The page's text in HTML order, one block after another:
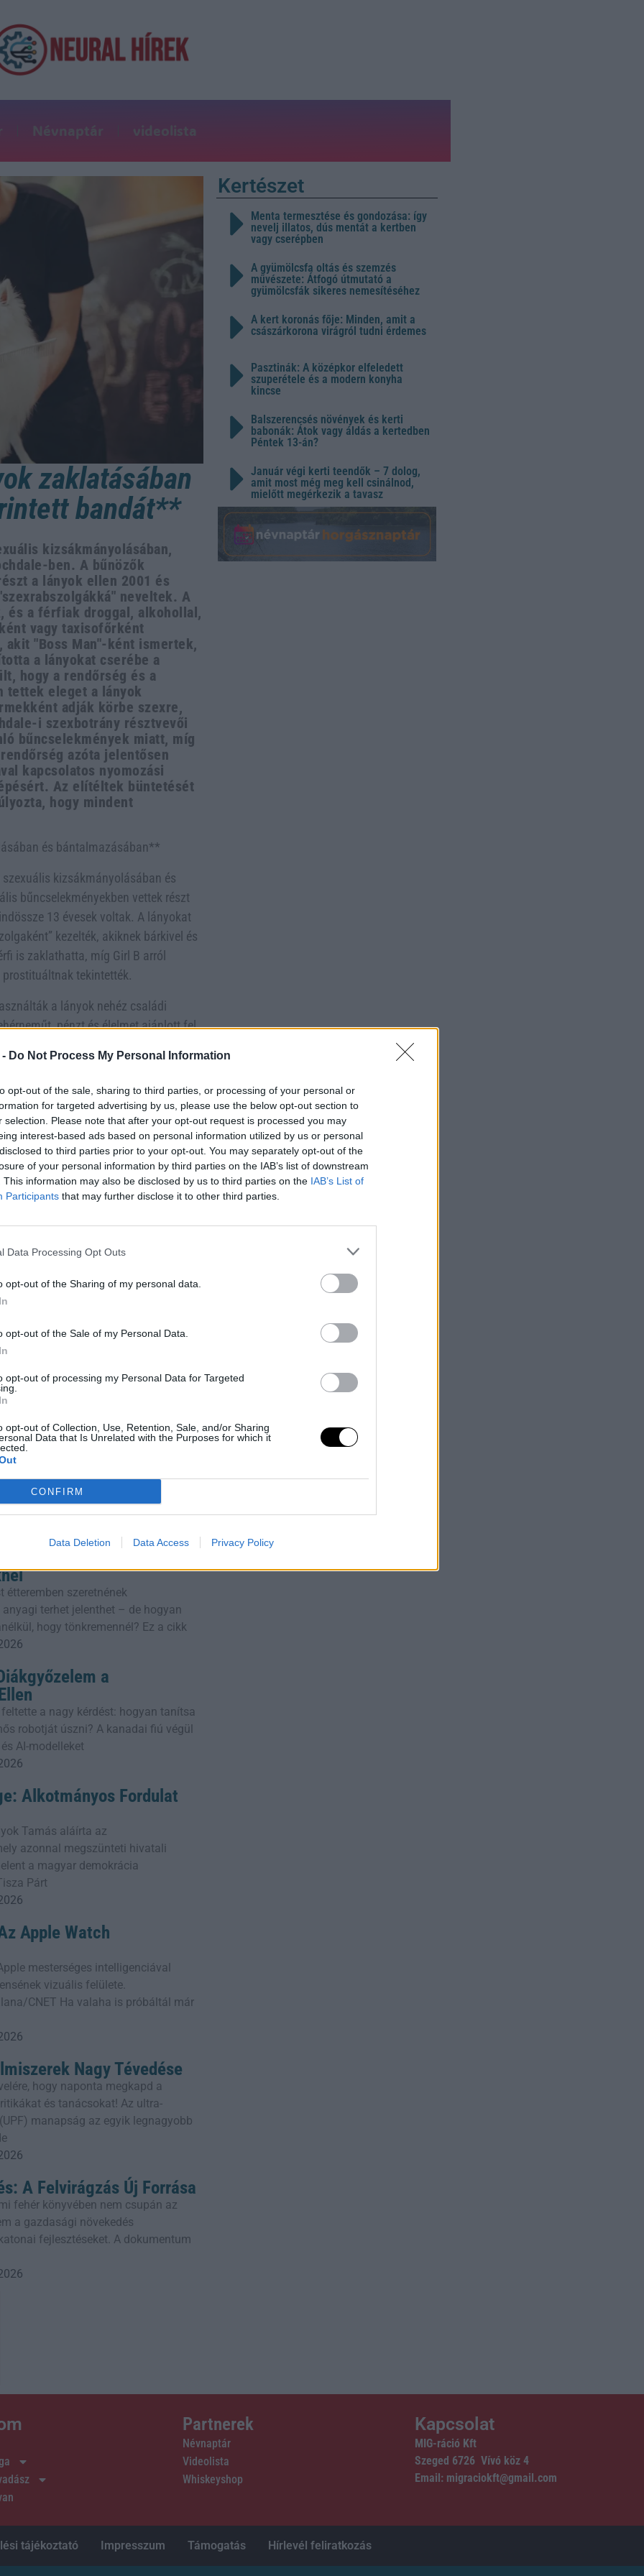
Do Not Process My Personal Information
opt-out of the sale, sharing to third parties, or processing of your personal or
for targeted advertising by us, please use the below opt-out section to
selection. Please note that after your opt-out request is processed you may
interest-based ads based on personal information utilized by us or personal
to third parties prior to your opt-out. You may separately opt-out of the
of your personal information by third parties on the IAB’s list of downstream
This information may also be disclosed by us to third parties on the IAB’s List of
Participants that may further disclose it to other third parties.
Data Processing Opt Outs
opt-out of the Sharing of my personal data.
opt-out of the Sale of my Personal Data.
opt-out of processing my Personal Data for Targeted
opt-out of Collection, Use, Retention, Sale, and/or Sharing
Data that Is Unrelated with the Purposes for which it
CONFIRM
Data Deletion Data Access Privacy Policy
Névnaptár videolista
zaklatásában
bandát**
kizsákmányolásában,
ben. A bűnözők
a lányok ellen 2001 és
neveltek. A
és a férfiak droggal, alkohollal,
vagy taxisofőrként
akit "Boss Man"-ként ismertek,
a lányokat cserébe a
hogy a rendőrség és a
tettek eleget a lányok
adják körbe szexre,
i szexbotrány résztvevői
bűncselekmények miatt, míg
azóta jelentősen
kapcsolatos nyomozási
Az elítéltek büntetését
hogy mindent
és bántalmazásában**
kizsákmányolásában és
bűncselekményekben vettek részt
13 évesek voltak. A lányokat
kezelték, akiknek bárkivel és
is zaklathatta, míg Girl B arról
tekintették.
a lányok nehéz családi
pénzt és élelmet ajánlott fel
ügyben 2016-ban. A tárgyalás
tettek eleget a lányok védelméért. A
hogy azóta javítottak az ilyen ügyek
miatt. Roheez Khant
A mostani ügyben
megpróbáltak volna
elítélések egyértelmű üzenetet
körülmények között nem tolerálják.
és hangsúlyozta, hogy fontos, hogy
Az áldozatok számára az ítélet
is jelen van életükben. Az
további nyomozásokat folytat a
Maradjatok Együtt
étteremben szeretnének
terhet jelenthet – de hogyan
hogy tönkremennél? Ez a cikk
a
a nagy kérdést: hogyan tanítsa
robotját úszni? A kanadai fiú végül
AI-modelleket
Alkotmányos Fordulat
Tamás aláírta az
azonnal megszünteti hivatali
a magyar demokrácia
Párt
Apple Watch
mesterséges intelligenciával
vizuális felülete.
CNET Ha valaha is próbáltál már
Nagy Tévedése
hogy naponta megkapd a
és tanácsokat! Az ultra-
manapság az egyik legnagyobb
A Felvirágzás Új Forrása
fehér könyvében nem csupán az
a gazdasági növekedés
fejlesztéseket. A dokumentum
Kertészet
Menta termesztése és gondozása: így
nevelj illatos, dús mentát a kertben
vagy cserépben
A gyümölcsfa oltás és szemzés
művészete: Átfogó útmutató a
gyümölcsfák sikeres nemesítéséhez
A kert koronás fője: Minden, amit a
császárkorona virágról tudni érdemes
Pasztinák: A középkor elfeledett
szuperétele és a modern konyha
kincse
Balszerencsés növények és kerti
babonák: Átok vagy áldás a kertedben
Péntek 13-án?
Január végi kerti teendők – 7 dolog,
amit most még meg kell csinálnod,
mielőtt megérkezik a tavasz
Partnerek
Névnaptár
Videolista
Whiskeyshop
Kapcsolat
MIG-ráció Kft
Szeged 6726 Vívó köz 4
Email: migraciokft@gmail.com
tájékoztató Impresszum Támogatás Hírlevél feliratkozás